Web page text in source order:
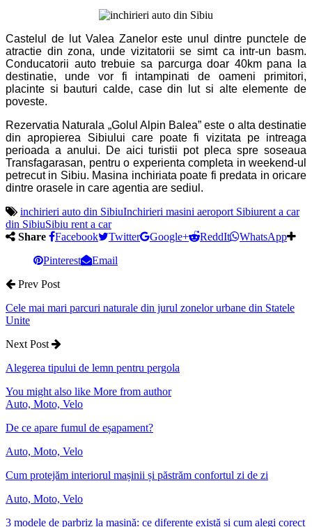
Castelul de lut Valea Zanelor este unul dintre punctele de
atractie din zona, unde vizitatorii se simt ca intr-un basm.
Conducatorii auto trebuie sa parcurga doar 40km pana la
destinatie, unde vor fi intampinati de oameni primitori,
placinte si bauturi calde, case din lut si alte elemente de
poveste.
Rezervatia Naturala „Golul Alpin Balea” este o alta destinatie
din apropierea Sibiului care poate fi vizitata pe intreaga
perioada a anului. De aici turistii pot pleca spre soseaua
Transfagarasan, pentru o experienta completa in weekend-ul
petrecut in Sibiu. Masina inchiriata poate fi predata in oricare
dintre orasele in care agentia are sediul.
inchirieri auto din SibiuInchirieri masini aeroport Sibiurent a car
din SibiuSibiu rent a car
Share
Facebook Twitter Google+ ReddIt
WhatsApp
Pinterest
Email
Prev Post
Cele mai mari parcuri naturale din jurul zonelor urbane din Statele
Unite
Next Post
Alegerea tipului de lemn pentru pergola
You might also like More from author
Auto, Moto, Velo
De ce apare fumul de eșapament?
Auto, Moto, Velo
Cum protejăm interiorul mașinii și păstrăm confortul zi de zi
Auto, Moto, Velo
3 modele de parbriz la mașină: ce diferențe există și cum alegi corect